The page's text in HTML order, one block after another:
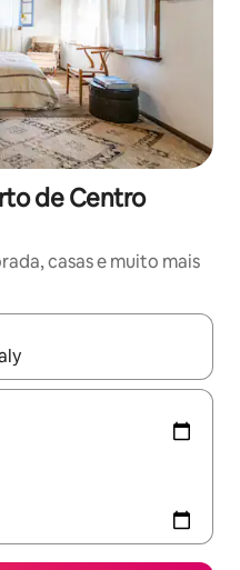
de Centro
casas e muito mais
disponíveis, explore-os